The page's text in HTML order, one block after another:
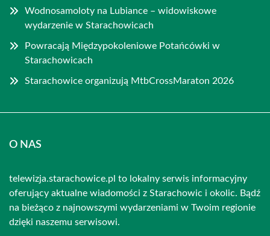
Wodnosamoloty na Lubiance – widowiskowe
wydarzenie w Starachowicach
Powracają Międzypokoleniowe Potańcówki w
Starachowicach
Starachowice organizują MtbCrossMaraton 2026
O NAS
telewizja.starachowice.pl to lokalny serwis informacyjny
oferujący aktualne wiadomości z Starachowic i okolic. Bądź
na bieżąco z najnowszymi wydarzeniami w Twoim regionie
dzięki naszemu serwisowi.